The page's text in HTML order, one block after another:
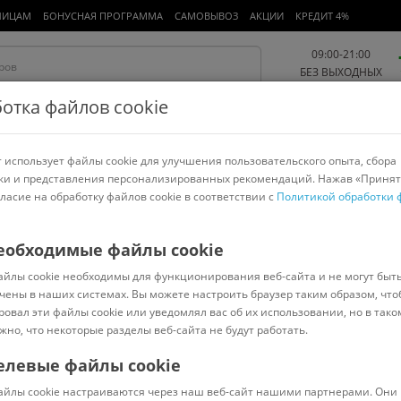
БОНУСНАЯ ПРОГРАММА САМОВЫВОЗ АКЦИИ КРЕДИТ 4%
09:00-21:00
БЕЗ ВЫХОДНЫХ
Работа и офис Авто и мото Детям и мамам Красота и
спорт
и наборы > Luminarc
Q6875
Код: 7476837
файлов cookie
файлы cookie для улучшения пользовательского опыта, сбора
и представления персонализированных рекомендаций. Нажав
на обработку файлов cookie в соответствии с Политикой обработки
файлы cookie
cookie необходимы для функционирования веб-сайта и не могут
в наших системах. Вы можете настроить браузер таким образом,
эти файлы cookie или уведомлял вас об их использовании, но в
что некоторые разделы веб-сайта не будут работать.
файлы cookie
cookie настраиваются через наш веб-сайт нашими партнерами. Они